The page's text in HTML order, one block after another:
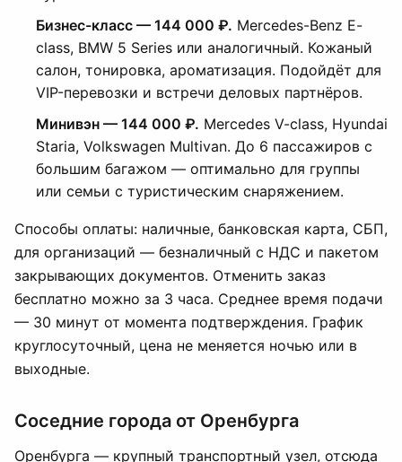
Бизнес-класс — 144 000 ₽. Mercedes-Benz E-
class, BMW 5 Series или аналогичный. Кожаный
салон, тонировка, ароматизация. Подойдёт для
VIP-перевозки и встречи деловых партнёров.
Минивэн — 144 000 ₽. Mercedes V-class, Hyundai
Staria, Volkswagen Multivan. До 6 пассажиров с
большим багажом — оптимально для группы
или семьи с туристическим снаряжением.
Способы оплаты: наличные, банковская карта, СБП,
для организаций — безналичный с НДС и пакетом
закрывающих документов. Отменить заказ
бесплатно можно за 3 часа. Среднее время подачи
— 30 минут от момента подтверждения. График
круглосуточный, цена не меняется ночью или в
выходные.
Соседние города от Оренбурга
Оренбурга — крупный транспортный узел, отсюда